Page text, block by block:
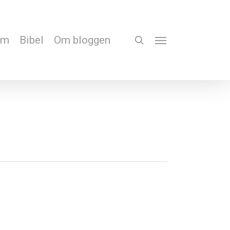
Bibel Om bloggen search
Menu